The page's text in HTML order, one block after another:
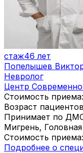
стаж46 лет
Попелышев
Невролог
Центр
Стоимость приема:
Возраст
Принимает по
Мигрень,
Стоимость приема:
Подробнее о